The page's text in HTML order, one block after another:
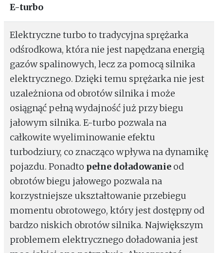
E-turbo
Elektryczne turbo to tradycyjna sprężarka
odśrodkowa, która nie jest napędzana energią
gazów spalinowych, lecz za pomocą silnika
elektrycznego. Dzięki temu sprężarka nie jest
uzależniona od obrotów silnika i może
osiągnąć pełną wydajność już przy biegu
jałowym silnika. E-turbo pozwala na
całkowite wyeliminowanie efektu
turbodziury, co znacząco wpływa na dynamikę
pojazdu. Ponadto pełne doładowanie od
obrotów biegu jałowego pozwala na
korzystniejsze ukształtowanie przebiegu
momentu obrotowego, który jest dostępny od
bardzo niskich obrotów silnika. Największym
problemem elektrycznego doładowania jest